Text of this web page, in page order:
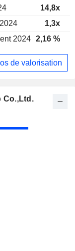
14,8x
1,3x
2024 2,16 %
de valorisation
Co.,Ltd.